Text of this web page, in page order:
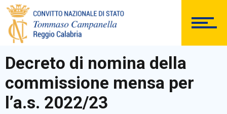
DOCUMENTAZIONE
Decreto di nomina della
commissione mensa per
l’a.s. 2022/23